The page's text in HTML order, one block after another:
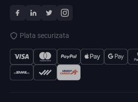
Plata securizata